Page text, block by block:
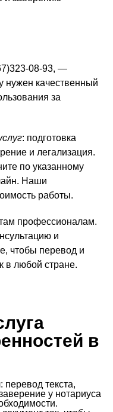
08-93, —
нужен качественный
за
: подготовка
и легализация.
по указанному
Наши
работы.
профессионалам.
и
чтобы перевод и
в любой стране.
в
перевод текста,
у нотариуса